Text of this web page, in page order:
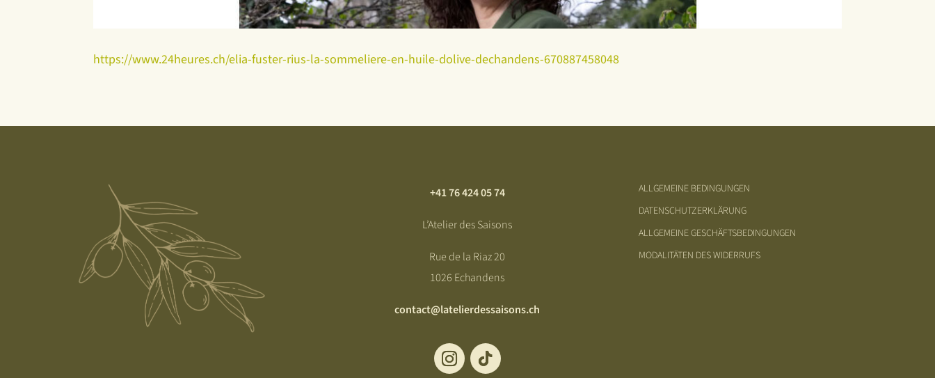
https://www.24heures.ch/elia-fuster-rius-la-sommeliere-en-huile-dolive-dechandens-670887458048
+41 76 424 05 74
L’Atelier des Saisons
Rue de la Riaz 20
1026 Echandens
contact@latelierdessaisons.ch
ALLGEMEINE BEDINGUNGEN
DATENSCHUTZERKLÄRUNG
ALLGEMEINE GESCHÄFTSBEDINGUNGEN
MODALITÄTEN DES WIDERRUFS